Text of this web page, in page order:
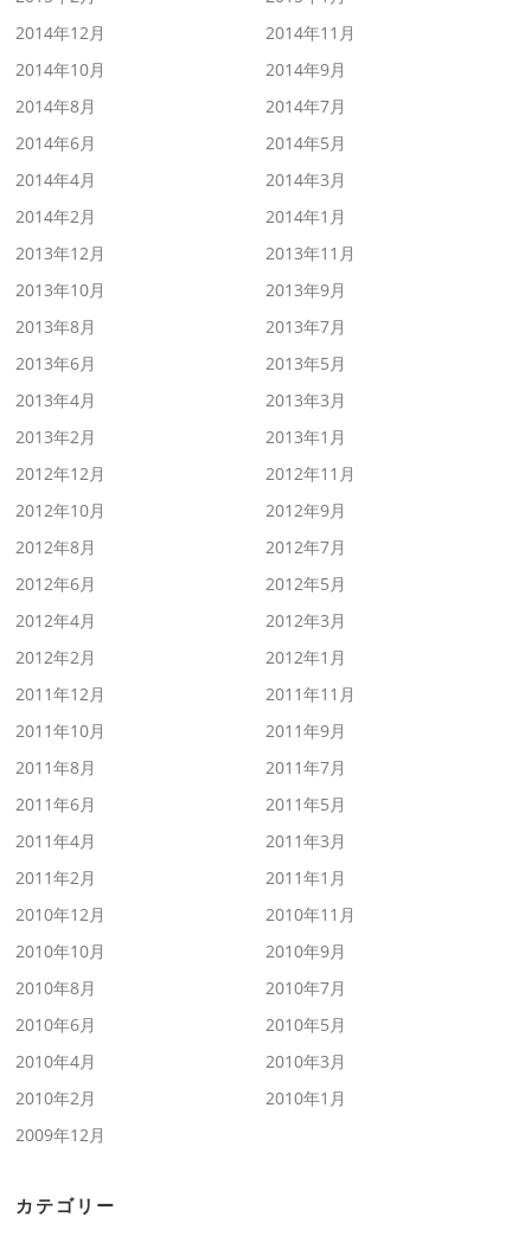
2014年12月
2014年11月
2014年10月
2014年9月
2014年8月
2014年7月
2014年6月
2014年5月
2014年4月
2014年3月
2014年2月
2014年1月
2013年12月
2013年11月
2013年10月
2013年9月
2013年8月
2013年7月
2013年6月
2013年5月
2013年4月
2013年3月
2013年2月
2013年1月
2012年12月
2012年11月
2012年10月
2012年9月
2012年8月
2012年7月
2012年6月
2012年5月
2012年4月
2012年3月
2012年2月
2012年1月
2011年12月
2011年11月
2011年10月
2011年9月
2011年8月
2011年7月
2011年6月
2011年5月
2011年4月
2011年3月
2011年2月
2011年1月
2010年12月
2010年11月
2010年10月
2010年9月
2010年8月
2010年7月
2010年6月
2010年5月
2010年4月
2010年3月
2010年2月
2010年1月
2009年12月
カテゴリー